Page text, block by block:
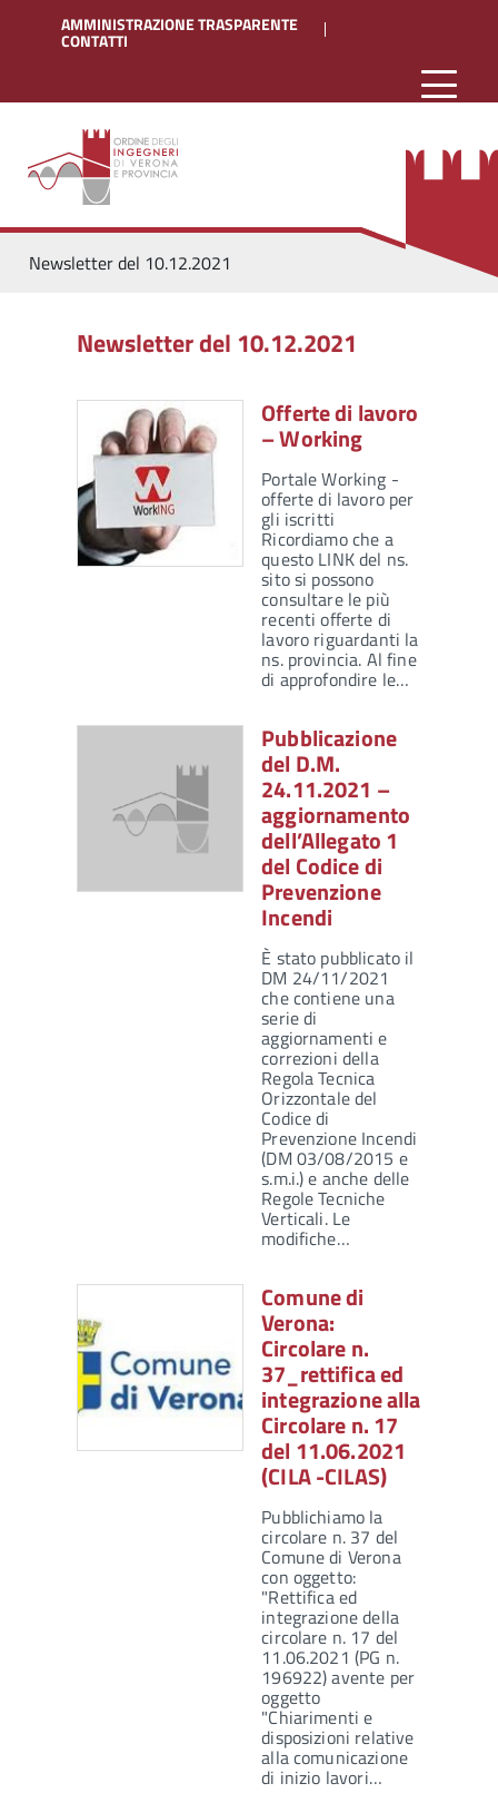
AMMINISTRAZIONE TRASPARENTE
CONTATTI
Newsletter del 10.12.2021
Newsletter del 10.12.2021
Offerte di lavoro
– Working
Portale Working -
offerte di lavoro per
gli iscritti
Ricordiamo che a
questo LINK del ns.
sito si possono
consultare le più
recenti offerte di
lavoro riguardanti la
ns. provincia. Al fine
di approfondire le…
Pubblicazione
del D.M.
24.11.2021 –
aggiornamento
dell’Allegato 1
del Codice di
Prevenzione
Incendi
È stato pubblicato il
DM 24/11/2021
che contiene una
serie di
aggiornamenti e
correzioni della
Regola Tecnica
Orizzontale del
Codice di
Prevenzione Incendi
(DM 03/08/2015 e
s.m.i.) e anche delle
Regole Tecniche
Verticali. Le
modifiche…
Comune di
Verona:
Circolare n.
37_rettifica ed
integrazione alla
Circolare n. 17
del 11.06.2021
(CILA -CILAS)
Pubblichiamo la
circolare n. 37 del
Comune di Verona
con oggetto:
"Rettifica ed
integrazione della
circolare n. 17 del
11.06.2021 (PG n.
196922) avente per
oggetto
"Chiarimenti e
disposizioni relative
alla comunicazione
di inizio lavori…